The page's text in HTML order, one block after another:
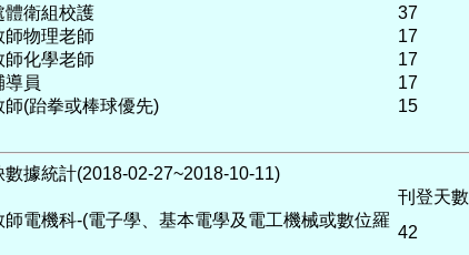
體衛組校護
37
師物理老師
17
師化學老師
17
導員
17
師(跆拳或棒球優先)
15
數據統計(2018-02-27~2018-10-11)
刊登天數
師電機科-(電子學、基本電學及電工機械或數位羅
42